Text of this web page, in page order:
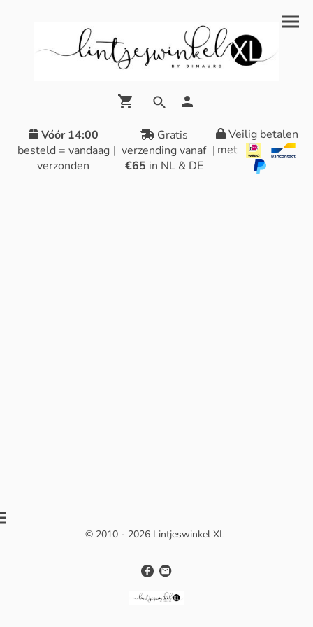
Vóór 14:00
besteld = vandaag
verzonden
|
Gratis
verzending vanaf
€65 in NL & DE
|
Veilig betalen
met
© 2010 - 2026 Lintjeswinkel XL